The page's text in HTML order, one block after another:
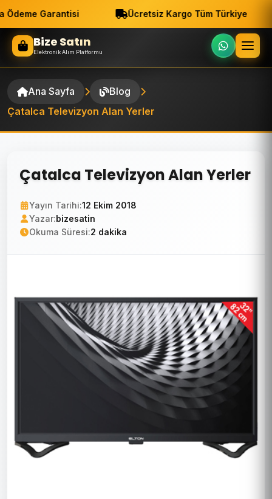
Ödeme Garantisi Ücretsiz Kargo Tüm Türkiye
Bize Satın
Elektronik Alım Platformu
Ana Sayfa
Blog
Çatalca Televizyon Alan Yerler
Çatalca Televizyon Alan Yerler
Yayın Tarihi:12 Ekim 2018
Yazar:bizesatin
Okuma Süresi:2 dakika